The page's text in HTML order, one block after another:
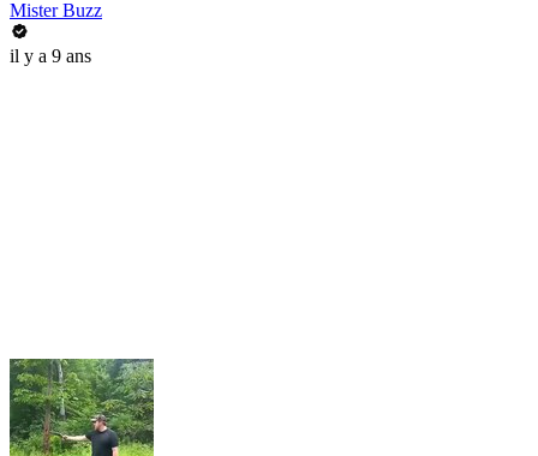
Mister Buzz
il y a 9 ans